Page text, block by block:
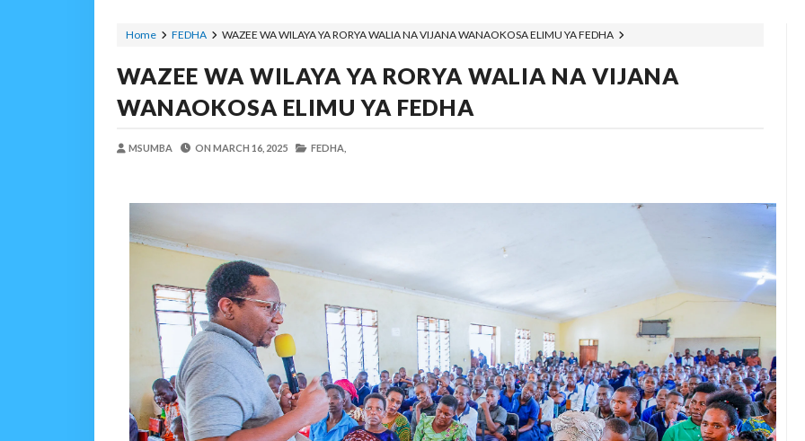
Umaskini Na Madeni Yalitishia Kuangamiza Heshima Na Maisha Ya Familia Yangu, Mpaka
Zawadi Aug 06 2026
Nilitafuta Mtoto Kwa Zaidi Ya Miaka Saba Bila Mafanikio, Mpaka Tiba Ya Asili
Zawadi-Aug 06 2026
NAIBU WAZIRI CHANDE ARIDHISHWA NA HUDUMA ZA TADB KWA WAKULIMA
OSCAR ASSENGA-Aug 06 2026
WAJASIRIAMALI KUTOKA PEMBA WATEMBELEA BANDA LA WMA NANE NANE, WAPATA
MSUMBA
BRELA YATOA ELIMU YA URASIMISHAJI BIASHARA NA USAJILI WA ALAMA ZA BIASHARA NA
Alex Sonna-Aug 06 2026
DC Mtambule Ataka Watu Wafichue Wahamiaji Haramu
OSCAR ASSENGA-Aug 06 2026
Home FEDHA WAZEE WA WILAYA YA RORYA WALIA NA VIJANA WANAOKOSA ELIMU YA FEDHA
WAZEE WA WILAYA YA RORYA WALIA NA VIJANA
WANAOKOSA ELIMU YA FEDHA
MSUMBA ON MARCH 16, 2025 FEDHA,